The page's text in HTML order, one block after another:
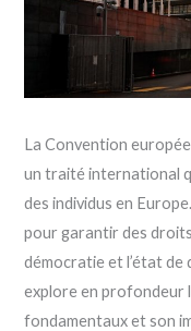
La Convention
un traité international
des individus en
pour garantir des
démocratie et l’état
explore en profondeur
fondamentaux et son